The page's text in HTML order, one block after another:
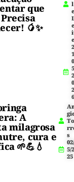
que
🥭✨
l
2
0
2
0
2
6
: A
milagrosa
cura e
🌱💪💧
To
s
5/
25